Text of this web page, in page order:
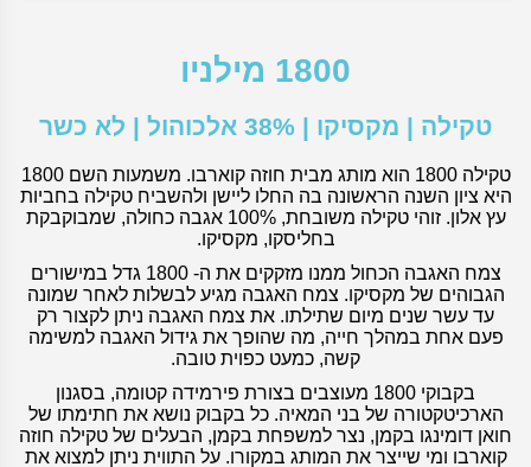
1800 מילניו
טקילה | מקסיקו | 38% אלכוהול | לא כשר
טקילה 1800 הוא מותג מבית חוזה קוארבו. משמעות השם 1800
היא ציון השנה הראשונה בה החלו ליישן ולהשביח טקילה בחביות
עץ אלון. זוהי טקילה משובחת, 100% אגבה כחולה, שמבוקבקת
בחליסקו, מקסיקו.
צמח האגבה הכחול ממנו מזקקים את ה- 1800 גדל במישורים
הגבוהים של מקסיקו. צמח האגבה מגיע לבשלות לאחר שמונה
עד עשר שנים מיום שתילתו. את צמח האגבה ניתן לקצור רק
פעם אחת במהלך חייה, מה שהופך את גידול האגבה למשימה
קשה, כמעט כפוית טובה.
בקבוקי 1800 מעוצבים בצורת פירמידה קטומה, בסגנון
הארכיטקטורה של בני המאיה. כל בקבוק נושא את חתימתו של
חואן דומינגו בקמן, נצר למשפחת בקמן, הבעלים של טקילה חוזה
קוארבו ומי שייצר את המותג במקורו. על התווית ניתן למצוא את